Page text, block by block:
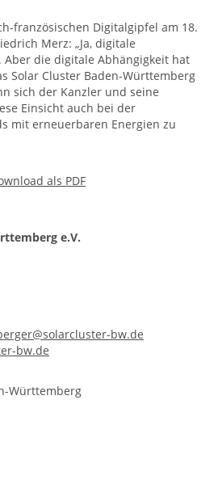
französischen Digitalgipfel am 18.
Merz: „Ja, digitale
Aber die digitale Abhängigkeit hat
Solar Cluster Baden-Württemberg
sich der Kanzler und seine
Einsicht auch bei der
mit erneuerbaren Energien zu
als PDF
e.V.
bw.de
bw.de
Württemberg